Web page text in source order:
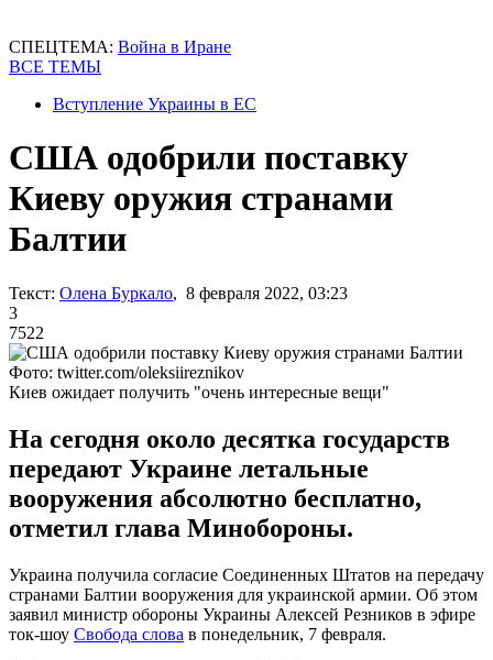
СПЕЦТЕМА: Война в Иране
ВСЕ ТЕМЫ
Вступление Украины в ЕС
США одобрили поставку
Киеву оружия странами
Балтии
Текст: Олена Буркало, 8 февраля 2022, 03:23
3
7522
Фото: twitter.com/oleksiireznikov
Киев ожидает получить "очень интересные вещи"
На сегодня около десятка государств
передают Украине летальные
вооружения абсолютно бесплатно,
отметил глава Минобороны.
Украина получила согласие Соединенных Штатов на передачу
странами Балтии вооружения для украинской армии. Об этом
заявил министр обороны Украины Алексей Резников в эфире
ток-шоу Свобода слова в понедельник, 7 февраля.